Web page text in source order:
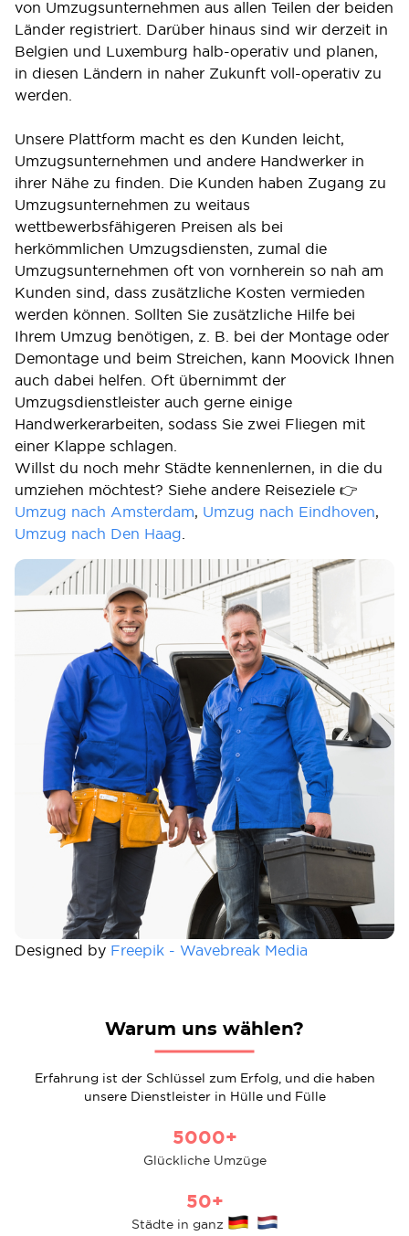
von Umzugsunternehmen aus allen Teilen der beiden
Länder registriert. Darüber hinaus sind wir derzeit in
Belgien und Luxemburg halb-operativ und planen,
in diesen Ländern in naher Zukunft voll-operativ zu
werden.
Unsere Plattform macht es den Kunden leicht,
Umzugsunternehmen und andere Handwerker in
ihrer Nähe zu finden. Die Kunden haben Zugang zu
Umzugsunternehmen zu weitaus
wettbewerbsfähigeren Preisen als bei
herkömmlichen Umzugsdiensten, zumal die
Umzugsunternehmen oft von vornherein so nah am
Kunden sind, dass zusätzliche Kosten vermieden
werden können. Sollten Sie zusätzliche Hilfe bei
Ihrem Umzug benötigen, z. B. bei der Montage oder
Demontage und beim Streichen, kann Moovick Ihnen
auch dabei helfen. Oft übernimmt der
Umzugsdienstleister auch gerne einige
Handwerkerarbeiten, sodass Sie zwei Fliegen mit
einer Klappe schlagen.
Willst du noch mehr Städte kennenlernen, in die du
umziehen möchtest? Siehe andere Reiseziele 👉
Umzug nach Amsterdam, Umzug nach Eindhoven,
Umzug nach Den Haag
Designed by Freepik - Wavebreak Media
Warum uns wählen?
Erfahrung ist der Schlüssel zum Erfolg, und die haben
unsere Dienstleister in Hülle und Fülle
5000+
Glückliche Umzüge
50+
Städte in ganz